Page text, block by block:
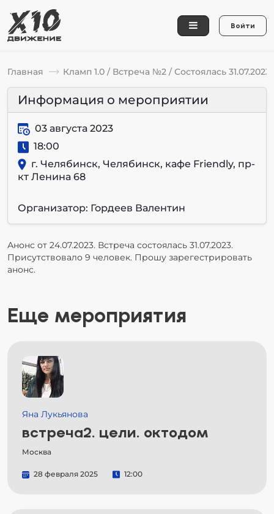
Войти
Главная Кламп 1.0 / Встреча №2 / Состоялась 31.07.2023
Информация о мероприятии
03 августа 2023
18:00
г. Челябинск, Челябинск, кафе Friendly, пр-
кт Ленина 68
Организатор: Гордеев Валентин
Анонс от 24.07.2023. Встреча состоялась 31.07.2023.
Присутствовало 9 человек. Прошу зарегестрировать
анонс.
Еще мероприятия
Яна Лукьянова
встреча2. цели. октодом
Москва
28 февраля 2025 12:00